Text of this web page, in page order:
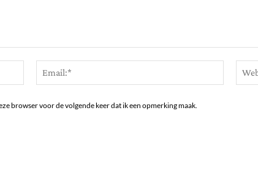
browser voor de volgende keer dat ik een opmerking maak.